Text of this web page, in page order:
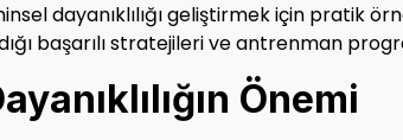
dayanıklılığı geliştirmek için pratik
başarılı stratejileri ve antrenman
Önemi